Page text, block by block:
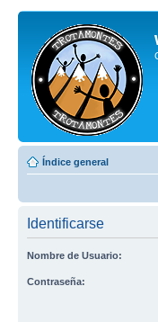
Índice general
Identificarse
Nombre de Usuario:
Contraseña: